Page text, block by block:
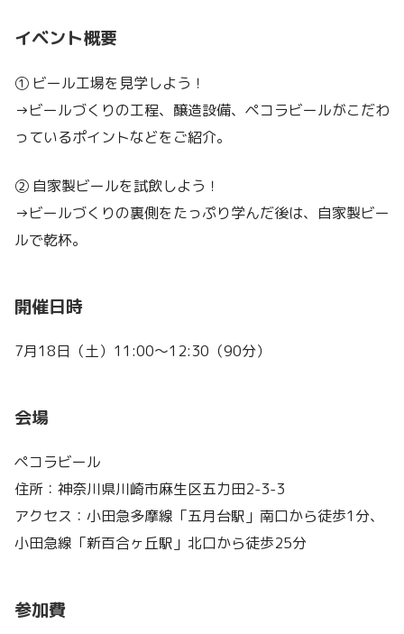
イベント概要
① ビール工場を見学しよう！
→ビールづくりの工程、醸造設備、ペコラビールがこだわ
っているポイントなどをご紹介。
② 自家製ビールを試飲しよう！
→ビールづくりの裏側をたっぷり学んだ後は、自家製ビー
ルで乾杯。
開催日時
7月18日（土）11:00〜12:30（90分）
会場
ペコラビール
住所：神奈川県川崎市麻生区五力田2-3-3
アクセス：小田急多摩線「五月台駅」南口から徒歩1分、
小田急線「新百合ヶ丘駅」北口から徒歩25分
参加費